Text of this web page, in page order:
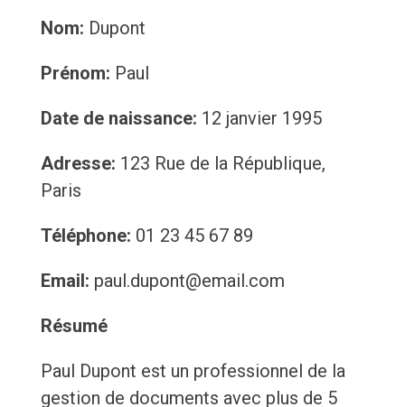
Nom: Dupont
Prénom: Paul
Date de naissance: 12 janvier 1995
Adresse: 123 Rue de la République,
Paris
Téléphone: 01 23 45 67 89
Email: paul.dupont@email.com
Résumé
Paul Dupont est un professionnel de la
gestion de documents avec plus de 5